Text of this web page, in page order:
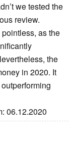
we tested the
review.
as the
the
in 2020. It
06.12.2020